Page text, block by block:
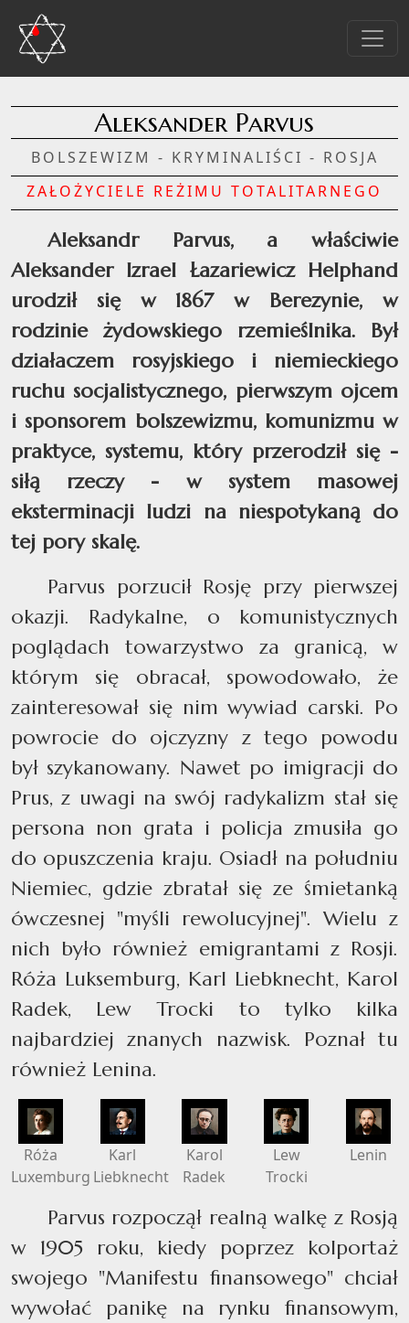
Aleksander Parvus
BOLSZEWIZM - KRYMINALIŚCI - ROSJA
ZAŁOŻYCIELE REŻIMU TOTALITARNEGO
Aleksandr Parvus, a właściwie
Aleksander Izrael Łazariewicz Helphand
urodził się w 1867 w Berezynie, w
rodzinie żydowskiego rzemieślnika. Był
działaczem rosyjskiego i niemieckiego
ruchu socjalistycznego, pierwszym ojcem
i sponsorem bolszewizmu, komunizmu w
praktyce, systemu, który przerodził się -
siłą rzeczy - w system masowej
eksterminacji ludzi na niespotykaną do
tej pory skalę.
Parvus porzucił Rosję przy pierwszej
okazji. Radykalne, o komunistycznych
poglądach towarzystwo za granicą, w
którym się obracał, spowodowało, że
zainteresował się nim wywiad carski. Po
powrocie do ojczyzny z tego powodu
był szykanowany. Nawet po imigracji do
Prus, z uwagi na swój radykalizm stał się
persona non grata i policja zmusiła go
do opuszczenia kraju. Osiadł na południu
Niemiec, gdzie zbratał się ze śmietanką
ówczesnej "myśli rewolucyjnej". Wielu z
nich było również emigrantami z Rosji.
Róża Luksemburg, Karl Liebknecht, Karol
Radek, Lew Trocki to tylko kilka
najbardziej znanych nazwisk. Poznał tu
również Lenina.
Róża
Luxemburg
Karl
Liebknecht
Karol
Radek
Lew
Trocki
Lenin
Parvus rozpoczął realną walkę z Rosją
w 1905 roku, kiedy poprzez kolportaż
swojego "Manifestu finansowego" chciał
wywołać panikę na rynku finansowym,